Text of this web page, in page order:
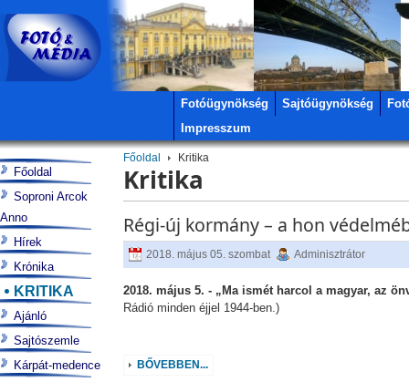
Fotóügynökség Sajtóügynökség
Impresszum
Főoldal Kritika
Kritika
Régi-új kormány – a hon
2018. május 05. szombat Adminisztrátor
2018. május 5. - „Ma ismét harcol a magyar, az
Rádió minden éjjel 1944-ben.)
BŐVEBBEN...
Főoldal
Soproni Arcok
Anno
Hírek
Krónika
KRITIKA
Ajánló
Sajtószemle
Kárpát-medence